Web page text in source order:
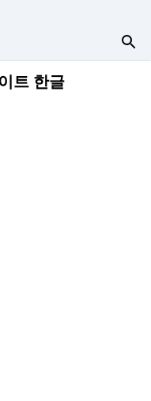
트 한글